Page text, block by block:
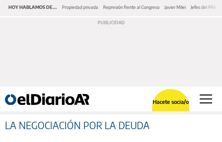
HOY HABLAMOS DE... Propiedad privada Represión frente al Congreso Javier Milei Jefes del PAMI
Hacete socia/o
LA NEGOCIACIÓN POR LA DEUDA